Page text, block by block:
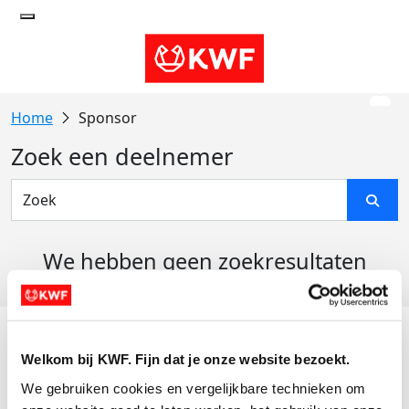
Welkom bij KWF. Fijn dat je onze website bezoekt.
We gebruiken cookies en vergelijkbare technieken om
Sponsor
Zoek een deelnemer
We hebben geen zoekresultaten
Actiematerialen
Evenementen